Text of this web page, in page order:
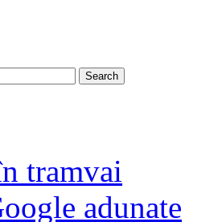
tramvai
adunate